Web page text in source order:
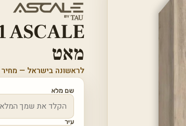
ASCALE
מאט
לראשונה בישראל —
שם מלא
עיר